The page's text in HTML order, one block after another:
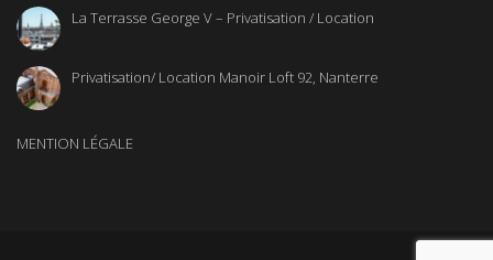
La Terrasse George V – Privatisation / Location
Privatisation/ Location Manoir Loft 92, Nanterre
MENTION LÉGALE